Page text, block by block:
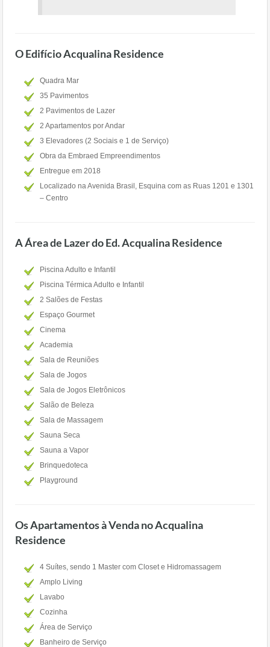
O Edifício Acqualina Residence
Quadra Mar
35 Pavimentos
2 Pavimentos de Lazer
2 Apartamentos por Andar
3 Elevadores (2 Sociais e 1 de Serviço)
Obra da Embraed Empreendimentos
Entregue em 2018
Localizado na Avenida Brasil, Esquina com as Ruas 1201 e 1301
– Centro
A Área de Lazer do Ed. Acqualina Residence
Piscina Adulto e Infantil
Piscina Térmica Adulto e Infantil
2 Salões de Festas
Espaço Gourmet
Cinema
Academia
Sala de Reuniões
Sala de Jogos
Sala de Jogos Eletrônicos
Salão de Beleza
Sala de Massagem
Sauna Seca
Sauna a Vapor
Brinquedoteca
Playground
Os Apartamentos à Venda no Acqualina
Residence
4 Suítes, sendo 1 Master com Closet e Hidromassagem
Amplo Living
Lavabo
Cozinha
Área de Serviço
Banheiro de Serviço